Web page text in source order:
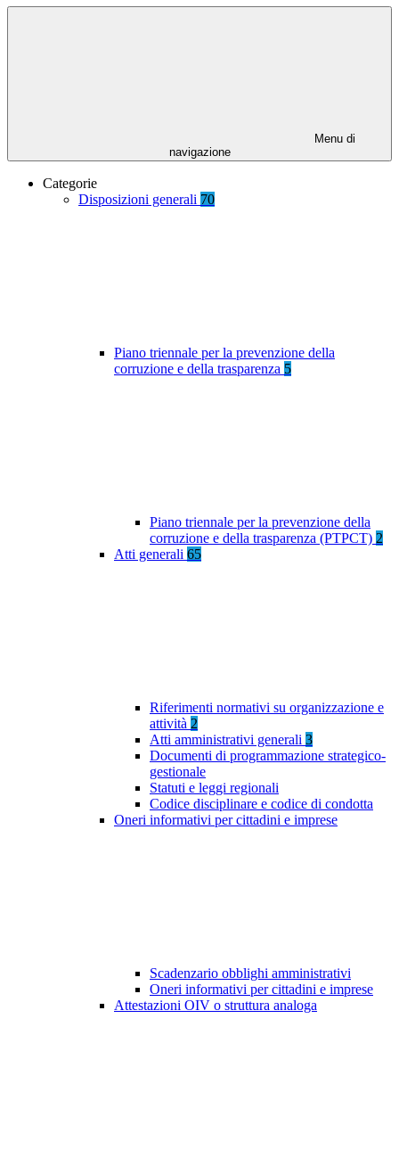
Menu di
navigazione
Categorie
Disposizioni generali 70
Piano triennale per la prevenzione della
corruzione e della trasparenza 5
Piano triennale per la prevenzione della
corruzione e della trasparenza (PTPCT) 2
Atti generali 65
Riferimenti normativi su organizzazione e
attività 2
Atti amministrativi generali 3
Documenti di programmazione strategico-
gestionale
Statuti e leggi regionali
Codice disciplinare e codice di condotta
Oneri informativi per cittadini e imprese
Scadenzario obblighi amministrativi
Oneri informativi per cittadini e imprese
Attestazioni OIV o struttura analoga